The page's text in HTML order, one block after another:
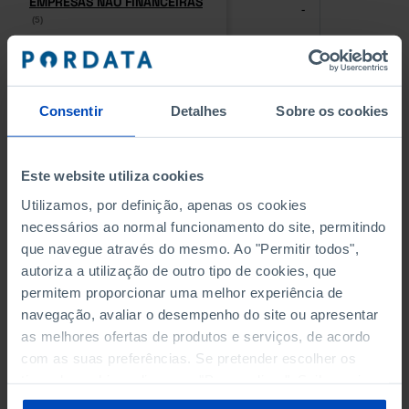
Consentir Detalhes Sobre os cookies
Este website utiliza cookies
Utilizamos, por definição, apenas os cookies
necessários ao normal funcionamento do site, permitindo
que navegue através do mesmo. Ao "Permitir todos",
autoriza a utilização de outro tipo de cookies, que
permitem proporcionar uma melhor experiência de
navegação, avaliar o desempenho do site ou apresentar
as melhores ofertas de produtos e serviços, de acordo
com as suas preferências. Se pretender escolher os
sobre cookies através da gestão de preferências ou da
(5)
(5)
-
PESSOAL AO SERVIÇO NAS
EMPRESAS NÃO FINANCEIRAS
PESSOAL AO SERVIÇO NAS
EMPRESAS NÃO FINANCEIRAS
(5)
- -
QUATRO MAIORES EMPRESAS
Empresas não financeiras
QUATRO MAIORES EMPRESAS
Empresas não financeiras
VOLUME DE NEGÓCIOS DAS
QUATRO MAIORES EMPRESAS
DO MUNICÍPIO (%)
Empresas não financeiras
VOLUME DE NEGÓCIOS DAS
QUATRO MAIORES EMPRESAS
DO MUNICÍPIO (%)
Empresas não financeiras
BANCOS, CAIXAS ECONÓMICAS
BANCOS, CAIXAS ECONÓMICAS -
CAIXAS DE CRÉDITO AGRÍCOLA
CAIXAS DE CRÉDITO AGRÍCOLA